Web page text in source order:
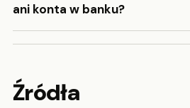
ani konta w banku?
Źródła